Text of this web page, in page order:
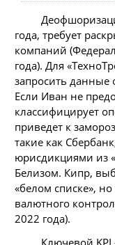
года, требует
компаний
года). Для
запросить данные
Если Иван не
классифицирует
приведет к
такие как
юрисдикциями из
Белизом. Кипр,
«белом списке»,
валютного
2022 года).